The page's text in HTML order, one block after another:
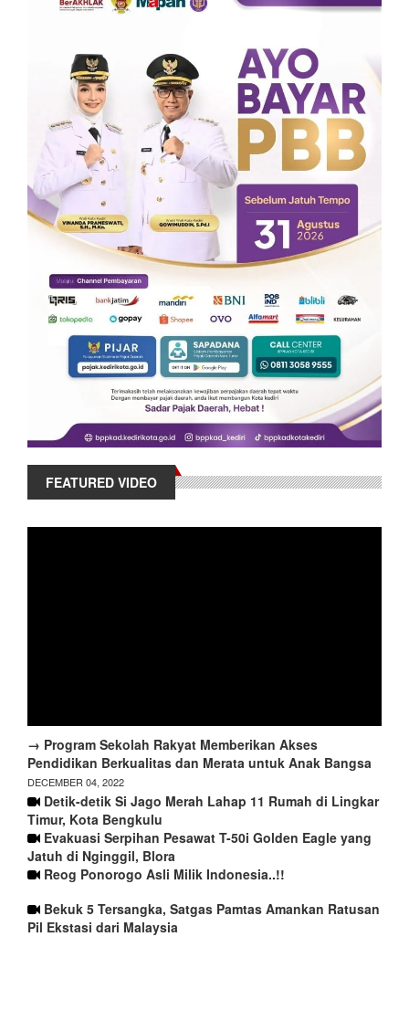
FEATURED VIDEO
→ Program Sekolah Rakyat Memberikan Akses
Pendidikan Berkualitas dan Merata untuk Anak Bangsa
DECEMBER 04, 2022
Detik-detik Si Jago Merah Lahap 11 Rumah di Lingkar
Timur, Kota Bengkulu
Evakuasi Serpihan Pesawat T-50i Golden Eagle yang
Jatuh di Nginggil, Blora
Reog Ponorogo Asli Milik Indonesia..!!
Bekuk 5 Tersangka, Satgas Pamtas Amankan Ratusan
Pil Ekstasi dari Malaysia